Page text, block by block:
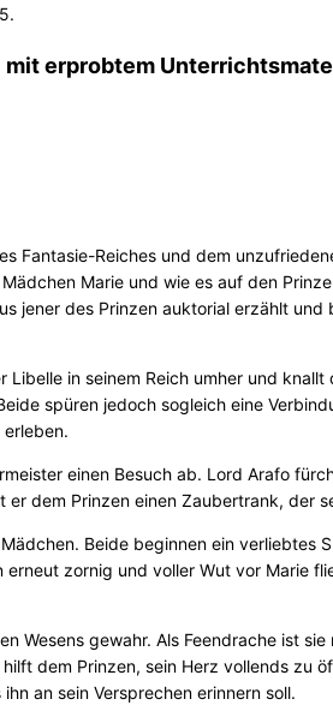
mit erprobtem
Reiches und dem
Marie und wie es auf den
jener des Prinzen auktorial erzählt
in seinem Reich umher und
spüren jedoch sogleich eine
einen Besuch ab. Lord Arafo
dem Prinzen einen Zaubertrank, der
Beide beginnen ein verliebtes
zornig und voller Wut vor Marie
gewahr. Als Feendrache ist
dem Prinzen, sein Herz vollends zu
an sein Versprechen erinnern soll.